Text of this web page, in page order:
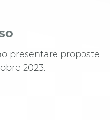
presentare proposte
2023.